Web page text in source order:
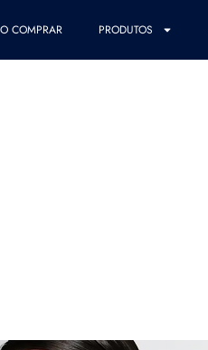
COMPRAR PRODUTOS